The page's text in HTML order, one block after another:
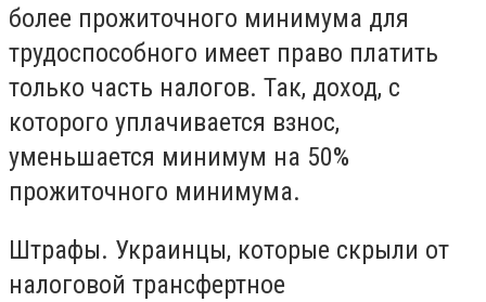
более прожиточного минимума для
трудоспособного имеет право платить
только часть налогов. Так, доход, с
которого уплачивается взнос,
уменьшается минимум на 50%
прожиточного минимума.
Штрафы. Украинцы, которые скрыли от
налоговой трансфертное